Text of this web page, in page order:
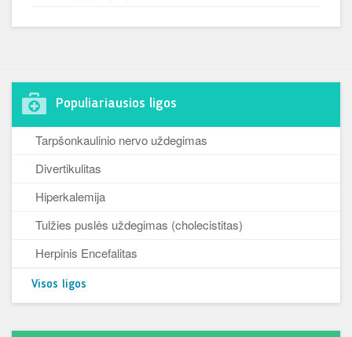
Populiariausios ligos
Tarpšonkaulinio nervo uždegimas
Divertikulitas
Hiperkalemija
Tulžies puslės uždegimas (cholecistitas)
Herpinis Encefalitas
Visos ligos